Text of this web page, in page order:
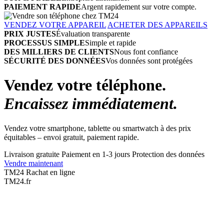
PAIEMENT RAPIDEArgent rapidement sur votre compte.
VENDEZ VOTRE APPAREIL ACHETER DES APPAREILS
PRIX JUSTESÉvaluation transparente
PROCESSUS SIMPLESimple et rapide
DES MILLIERS DE CLIENTSNous font confiance
SÉCURITÉ DES DONNÉESVos données sont protégées
Vendez votre téléphone.
Encaissez immédiatement.
Vendez votre smartphone, tablette ou smartwatch à des prix
équitables – envoi gratuit, paiement rapide.
Livraison gratuite Paiement en 1-3 jours Protection des données
Vendre maintenant
TM24 Rachat en ligne
TM24.fr